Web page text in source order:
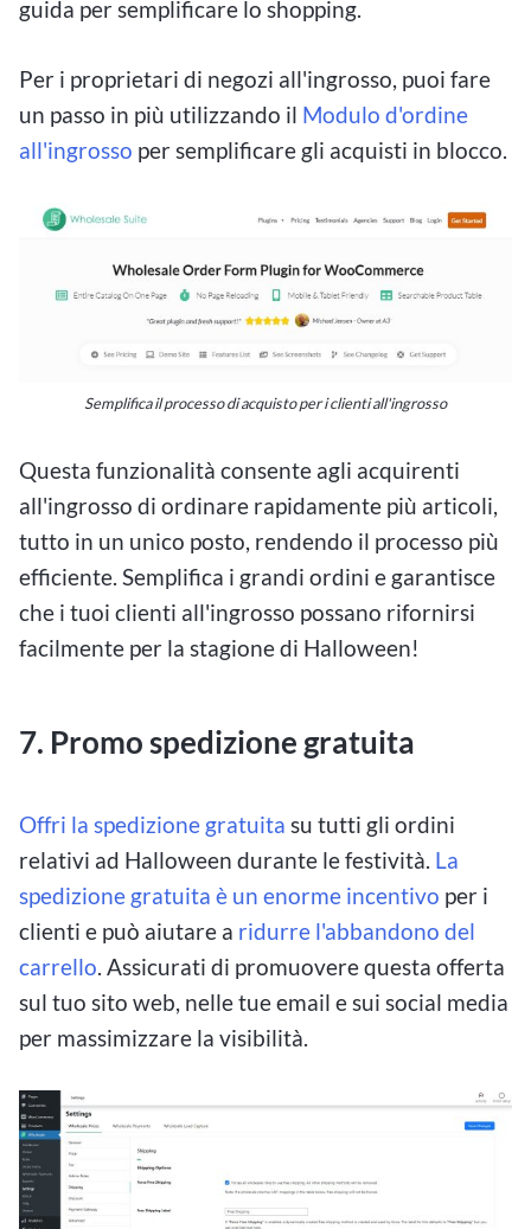
guida per semplificare lo shopping.
Per i proprietari di negozi all'ingrosso, puoi fare
un passo in più utilizzando il Modulo d'ordine
all'ingrosso per semplificare gli acquisti in blocco.
Semplifica il processo di acquisto per i clienti all'ingrosso
Questa funzionalità consente agli acquirenti
all'ingrosso di ordinare rapidamente più articoli,
tutto in un unico posto, rendendo il processo più
efficiente. Semplifica i grandi ordini e garantisce
che i tuoi clienti all'ingrosso possano rifornirsi
facilmente per la stagione di Halloween!
7. Promo spedizione gratuita
Offri la spedizione gratuita su tutti gli ordini
relativi ad Halloween durante le festività. La
spedizione gratuita è un enorme incentivo per i
clienti e può aiutare a ridurre l'abbandono del
carrello. Assicurati di promuovere questa offerta
sul tuo sito web, nelle tue email e sui social media
per massimizzare la visibilità.